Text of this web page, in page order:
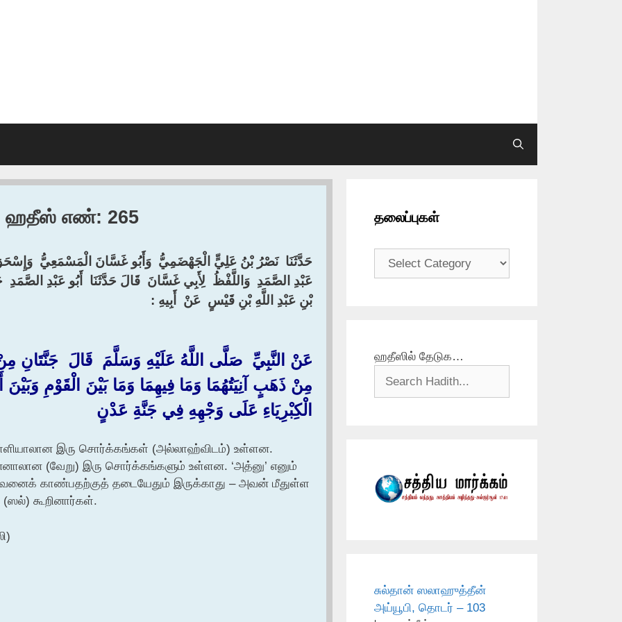
ஹதீஸ் எண்: 265
حَدَّثَنَا ‏ ‏نَصْرُ بْنُ عَلِيٍّ الْجَهْضَمِيُّ ‏ ‏وَأَبُو غَسَّانَ الْمَسْمَعِيُّ ‏ ‏وَإِسْحَقُ
عَبْدِ الصَّمَدِ ‏ ‏وَاللَّفْظُ ‏ ‏لِأَبِي غَسَّانَ ‏ ‏قَالَ حَدَّثَنَا ‏ ‏أَبُو عَبْدِ الصَّمَدِ
بْنِ عَبْدِ اللَّهِ بْنِ قَيْسٍ ‏ ‏عَنْ ‏ ‏أَبِيهِ :‏ ‏
عَنْ النَّبِيِّ ‏ ‏صَلَّى اللَّهُ عَلَيْهِ وَسَلَّمَ ‏ ‏قَالَ ‏ ‏جَنَّتَانِ مِنْ
مِنْ ذَهَبٍ آنِيَتُهُمَا وَمَا فِيهِمَا وَمَا بَيْنَ الْقَوْمِ وَبَيْنَ
الْكِبْرِيَاءِ عَلَى وَجْهِهِ فِي جَنَّةِ عَدْنٍ
இரு சொர்க்கங்கள் (அல்லாஹ்விடம்) உள்ளன.
(வேறு) இரு சொர்க்கங்களும் உள்ளன. ‘அத்னு’ எனும்
காண்பதற்குத் தடையேதும் இருக்காது – அவன் மீதுள்ள
(ஸல்) கூறினார்கள்.
தலைப்புகள்
தலைப்புகள்
ஹதீஸில் தேடுக…
சுல்தான் ஸலாஹுத்தீன்
அய்யூபி, தொடர் – 103